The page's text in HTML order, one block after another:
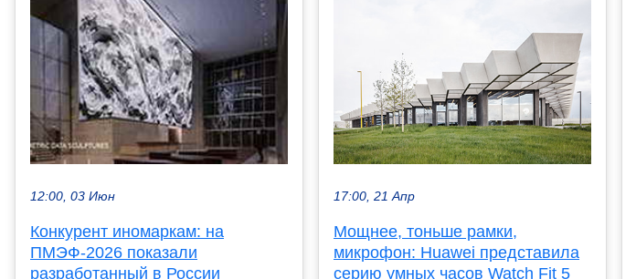
12:00, 03 Июн
Конкурент иномаркам: на
ПМЭФ-2026 показали
разработанный в России
17:00, 21 Апр
Мощнее, тоньше рамки,
микрофон: Huawei представила
серию умных часов Watch Fit 5